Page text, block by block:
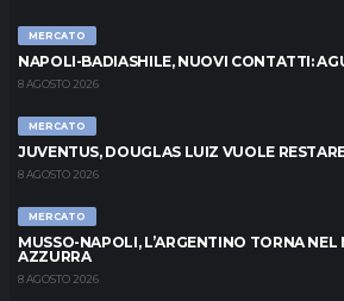
MERCATO
NAPOLI-BADIASHILE, NUOVI CONTATTI:
8 AGOSTO 2026
MERCATO
JUVENTUS, DOUGLAS LUIZ VUOLE
8 AGOSTO 2026
MERCATO
MUSSO-NAPOLI, L’ARGENTINO TORNA NEL
AZZURRA
8 AGOSTO 2026